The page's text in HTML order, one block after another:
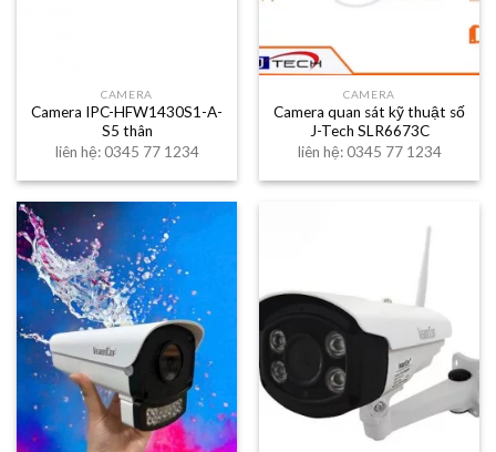
CAMERA
Camera IPC-HFW1430S1-A-
S5 thân
liên hệ: 0345 77 1234
CAMERA
Camera quan sát kỹ thuật số
J-Tech SLR6673C
liên hệ: 0345 77 1234